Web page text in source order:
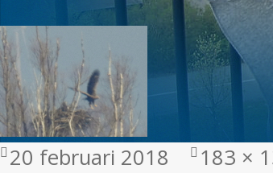
Geplaatst
20 februari 2018 183 ×